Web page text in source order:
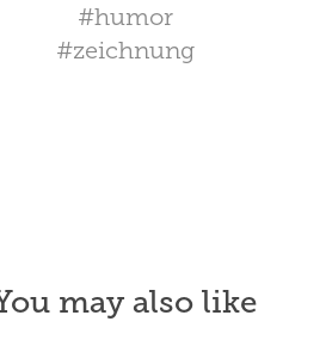
#humor
#zeichnung
may also like